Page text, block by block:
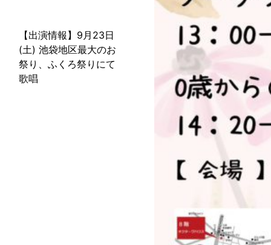
【出演情報】9月23日
(土) 池袋地区最大のお
祭り、ふくろ祭りにて
歌唱